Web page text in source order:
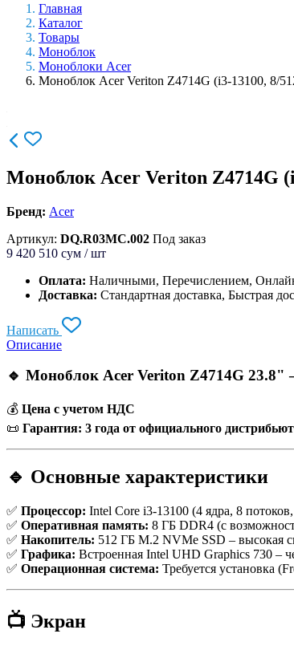
Главная
Каталог
Товары
Моноблок
Моноблоки Acer
Моноблок Acer Veriton Z4714G (i3-13100, 8/
Моноблок Acer Veriton Z4714G
Бренд: Acer
Артикул: DQ.R03MC.002 Под заказ
9 420 510 сум / шт
Оплата: Наличными, Перечислением,
Доставка: Стандартная доставка, Быстрая
Написать
Описание
🔹 Моноблок Acer Veriton Z4714G
💰 Цена с учетом НДС
📜 Гарантия: 3 года от официального
🔹 Основные характеристики
✅ Процессор: Intel Core i3-13100 (4 ядра, 8
✅ Оперативная память: 8 ГБ DDR4 (с
✅ Накопитель: 512 ГБ M.2 NVMe SSD – высокая
✅ Графика: Встроенная Intel UHD Graphics 730 –
✅ Операционная система: Требуется установка
📺 Экран